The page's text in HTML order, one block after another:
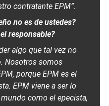
contratante EPM”.
no es de ustedes?
responsable?
algo que tal vez no
Nosotros somos
porque EPM es el
EPM viene a ser lo
como el epecista,